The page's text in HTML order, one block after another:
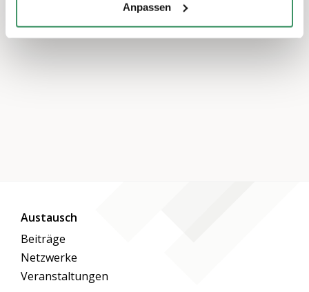
Anpassen
Austausch
Beiträge
Netzwerke
Veranstaltungen